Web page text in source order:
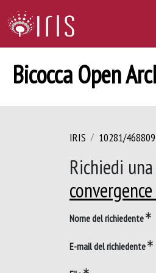
Bicocca Open
IRIS 10281/468809
Richiedi
Nome del richiedente
E-mail del richiedente